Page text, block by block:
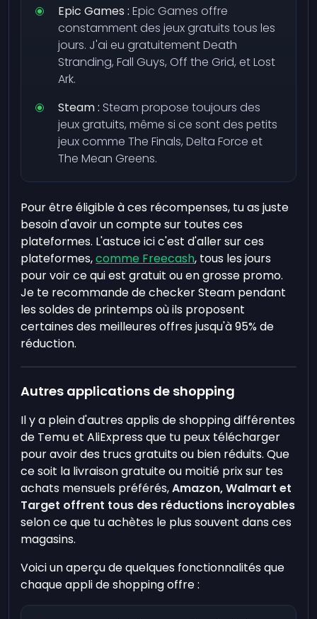
Epic Games :Epic Games offre
constamment des jeux gratuits tous les
jours. J'ai eu gratuitement Death
Stranding, Fall Guys, Off the Grid, et Lost
Ark.
Steam : Steam propose toujours des
jeux gratuits, même si ce sont des petits
jeux comme The Finals, Delta Force et
The Mean Greens.
Pour être éligible à ces récompenses, tu as juste
besoin d'avoir un compte sur toutes ces
plateformes. L'astuce ici c'est d'aller sur ces
plateformes,comme Freecash, tous les jours
pour voir ce qui est gratuit ou en grosse promo.
Je te recommande de checker Steam pendant
les soldes de printemps où ils proposent
certaines des meilleures offres jusqu'à 95% de
réduction.
Autres applications de shopping
Il y a plein d'autres applis de shopping différentes
de Temu et AliExpress que tu peux télécharger
pour avoir des trucs gratuits ou bien réduits. Que
ce soit la livraison gratuite ou moitié prix sur tes
achats mensuels préférés,Amazon, Walmart et
Target offrent tous des réductions incroyables
selon ce que tu achètes le plus souvent dans ces
magasins.
Voici un aperçu de quelques fonctionnalités que
chaque appli de shopping offre :